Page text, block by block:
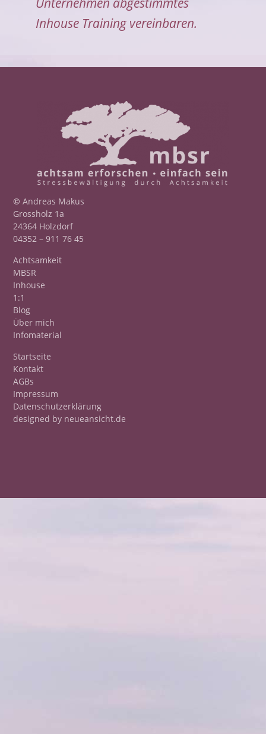
Inhouse Training vereinbaren.
© Andreas Makus
Grossholz 1a
24364 Holzdorf
04352 – 911 76 45
Achtsamkeit
MBSR
Inhouse
1:1
Blog
Über mich
Infomaterial
Startseite
Kontakt
AGBs
Impressum
Datenschutzerklärung
designed by neueansicht.de